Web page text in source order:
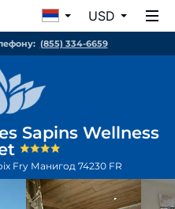
USD
(855) 334-6659
Sapins Wellness
Fry Манигод 74230 FR